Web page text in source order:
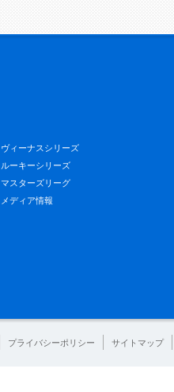
ヴィーナスシリーズ
ルーキーシリーズ
マスターズリーグ
メディア情報
プライバシーポリシー サイトマップ